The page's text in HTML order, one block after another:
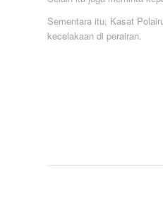
Sementara itu, Kasat
kecelakaan di perairan.